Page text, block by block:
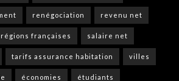
renégociation revenu net
régions françaises salaire net
tarifs assurance habitation villes
économies étudiants